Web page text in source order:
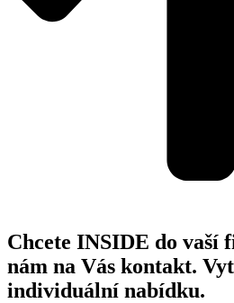
Chcete INSIDE do vaší
nám na Vás kontakt.
individuální nabídku.